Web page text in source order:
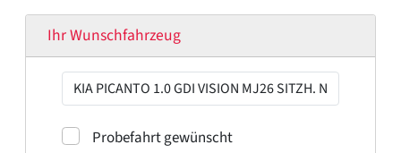
Ihr Wunschfahrzeug
ProbefahrtProbefahrt gewünscht